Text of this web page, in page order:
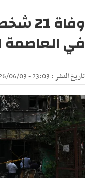
وفاة
في العاصمة
تاريخ النشر : 23:03 - 2026/06/03